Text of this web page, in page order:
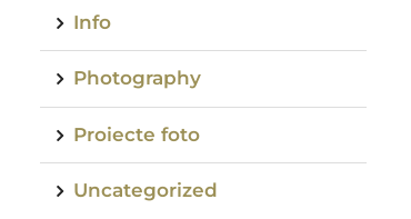
Info
Photography
Proiecte foto
Uncategorized